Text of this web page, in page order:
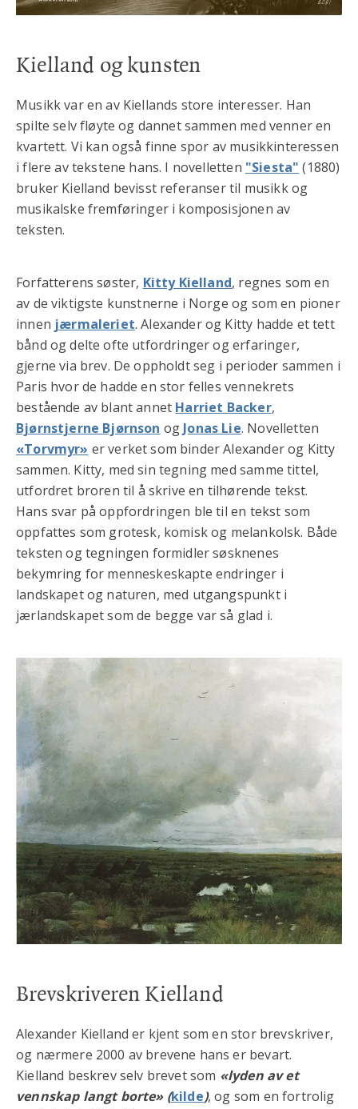
Kielland og kunsten
Musikk var en av Kiellands store interesser. Han
spilte selv fløyte og dannet sammen med venner en
kvartett. Vi kan også finne spor av musikkinteressen
i flere av tekstene hans. I novelletten "Siesta" (1880)
bruker Kielland bevisst referanser til musikk og
musikalske fremføringer i komposisjonen av
teksten.
Forfatterens søster, Kitty Kielland, regnes som en
av de viktigste kunstnerne i Norge og som en pioner
innen jærmaleriet. Alexander og Kitty hadde et tett
bånd og delte ofte utfordringer og erfaringer,
gjerne via brev. De oppholdt seg i perioder sammen i
Paris hvor de hadde en stor felles vennekrets
bestående av blant annet Harriet Backer,
Bjørnstjerne Bjørnson ogJonas Lie. Novelletten
«Torvmyr» er verket som binder Alexander og Kitty
sammen. Kitty, med sin tegning med samme tittel,
utfordret broren til å skrive en tilhørende tekst.
Hans svar på oppfordringen ble til en tekst som
oppfattes som grotesk, komisk og melankolsk. Både
teksten og tegningen formidler søsknenes
bekymring for menneskeskapte endringer i
landskapet og naturen, med utgangspunkt i
jærlandskapet som de begge var så glad i.
Brevskriveren Kielland
Alexander Kielland er kjent som en stor brevskriver,
og nærmere 2000 av brevene hans er bevart.
Kielland beskrev selv brevet som «lyden av et
vennskap langt borte» (kilde), og som en fortrolig